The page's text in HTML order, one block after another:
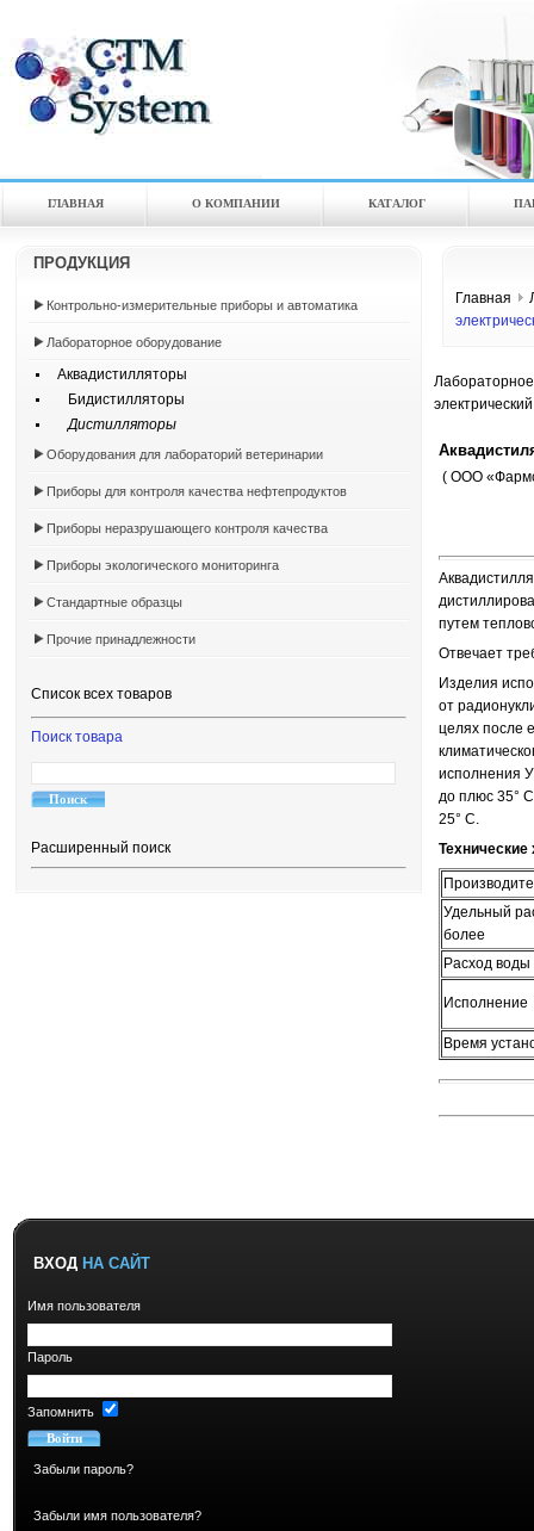
ГЛАВНАЯ О КОМПАНИИ КАТАЛOГ
ПРОДУКЦИЯ
Контрольно-измерительные приборы и автоматика
Лабораторное оборудование
Аквадистилляторы
Бидистилляторы
Дистилляторы
Оборудования для лабораторий ветеринарии
Приборы для контроля качества нефтепродуктов
Приборы неразрушающего контроля качества
Приборы экологического мониторинга
Стандартные образцы
Прочие принадлежности
Список всех товаров
Поиск товара
Расширенный поиск
Главная
( ООО
путем
Отвечает
Изделия
от
целях после
исполнения
до плюс 35°
25° С.
Технические
Удельный
более
Расход
Исполнение
Время
ВХОД НА САЙТ
Имя пользователя
Пароль
Запомнить
Забыли пароль?
Забыли имя пользователя?